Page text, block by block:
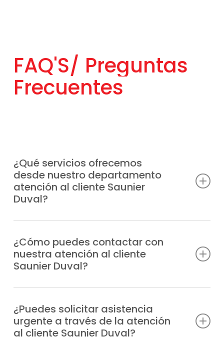
FAQ'S/ Preguntas
Frecuentes
¿Qué servicios ofrecemos
desde nuestro departamento
atención al cliente Saunier
Duval?
solicitudes de reparación, información
sobre garantías y todo lo relacionado con
tus equipos Saunier Duval.
¿Cómo puedes contactar con
nuestra atención al cliente
Saunier Duval?
teléfono o escribirnos un WhatsApp;
siempre tendrás respuesta profesional.
¿Puedes solicitar asistencia
urgente a través de la atención
al cliente Saunier Duval?